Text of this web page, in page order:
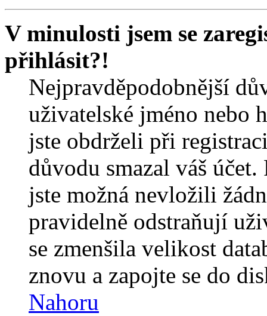
V minulosti jsem se
přihlásit?!
Nejpravděpodobnější
uživatelské jméno nebo
jste obdrželi při
důvodu smazal váš
jste možná nevložili
pravidelně odstraňují
se zmenšila velikost
znovu a zapojte se do
Nahoru